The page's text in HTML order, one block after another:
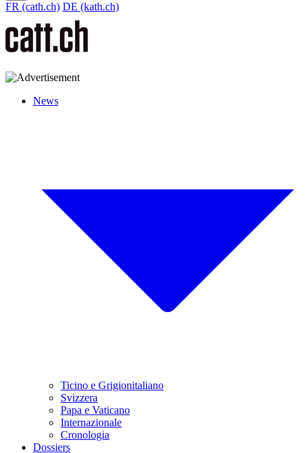
FR (cath.ch) DE (kath.ch)
News
Ticino e Grigionitaliano
Svizzera
Papa e Vaticano
Internazionale
Cronologia
Dossiers